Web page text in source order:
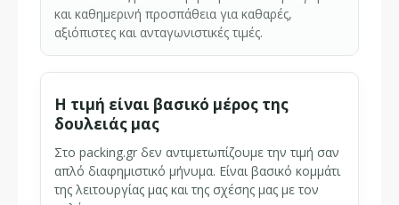
και καθημερινή προσπάθεια για καθαρές,
αξιόπιστες και ανταγωνιστικές τιμές.
Η τιμή είναι βασικό μέρος της
δουλειάς μας
Στο packing.gr δεν αντιμετωπίζουμε την τιμή σαν
απλό διαφημιστικό μήνυμα. Είναι βασικό κομμάτι
της λειτουργίας μας και της σχέσης μας με τον